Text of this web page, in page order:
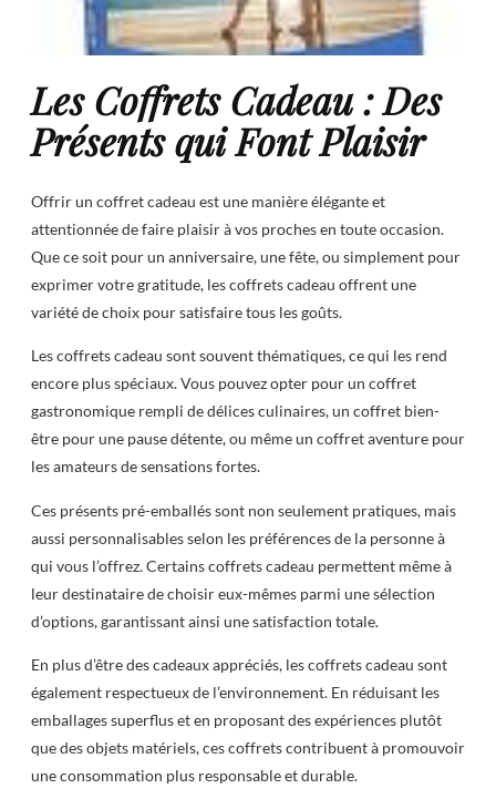
Les Coffrets Cadeau : Des
Présents qui Font Plaisir
Offrir un coffret cadeau est une manière élégante et
attentionnée de faire plaisir à vos proches en toute occasion.
Que ce soit pour un anniversaire, une fête, ou simplement pour
exprimer votre gratitude, les coffrets cadeau offrent une
variété de choix pour satisfaire tous les goûts.
Les coffrets cadeau sont souvent thématiques, ce qui les rend
encore plus spéciaux. Vous pouvez opter pour un coffret
gastronomique rempli de délices culinaires, un coffret bien-
être pour une pause détente, ou même un coffret aventure pour
les amateurs de sensations fortes.
Ces présents pré-emballés sont non seulement pratiques, mais
aussi personnalisables selon les préférences de la personne à
qui vous l’offrez. Certains coffrets cadeau permettent même à
leur destinataire de choisir eux-mêmes parmi une sélection
d’options, garantissant ainsi une satisfaction totale.
En plus d’être des cadeaux appréciés, les coffrets cadeau sont
également respectueux de l’environnement. En réduisant les
emballages superflus et en proposant des expériences plutôt
que des objets matériels, ces coffrets contribuent à promouvoir
une consommation plus responsable et durable.